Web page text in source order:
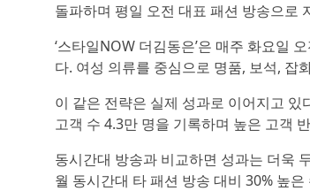
돌파하며 평일 오전 대표 패션 방송으로
‘스타일NOW 더김동은’은 매주 화요일
다. 여성 의류를 중심으로 명품, 보석, 잡
이 같은 전략은 실제 성과로 이어지고
고객 수 4.3만 명을 기록하며 높은 고객
동시간대 방송과 비교하면 성과는 더욱
월 동시간대 타 패션 방송 대비 30% 높